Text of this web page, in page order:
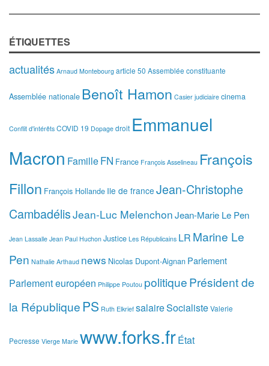
ÉTIQUETTES
actualités Arnaud Montebourg article 50 Assemblée constituante
Assemblée nationale Benoît Hamon Casier judiciaire cinema
Conflit d'intérêts COVID 19 Dopage droit Emmanuel
Macron FamilleFN France François Asselineau François
Fillon François Hollande Ile de france Jean-Christophe
CambadélisJean-Luc MelenchonJean-Marie Le Pen
Jean Lassalle Jean Paul Huchon Justice Les Républicains LR Marine Le
Pen Nathalie Arthaud news Nicolas Dupont-Aignan Parlement
Parlement européen Philippe Poutou politiquePrésident de
la République PS Ruth Elkrief salaireSocialisteValerie
Pecresse Vierge Marie www.forks.frÉtat